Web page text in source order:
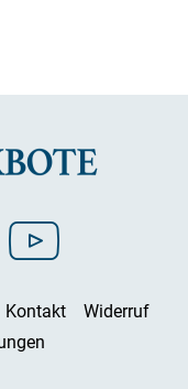
Kontakt
Widerruf